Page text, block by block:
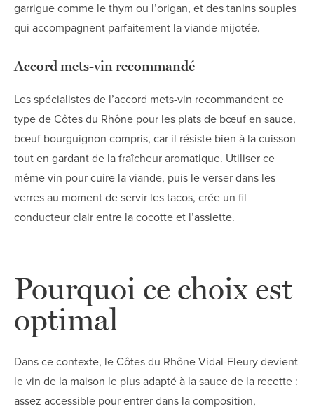
garrigue comme le thym ou l’origan, et des tanins souples
qui accompagnent parfaitement la viande mijotée.
Accord mets-vin recommandé
Les spécialistes de l’accord mets-vin recommandent ce
type de Côtes du Rhône pour les plats de bœuf en sauce,
bœuf bourguignon compris, car il résiste bien à la cuisson
tout en gardant de la fraîcheur aromatique. Utiliser ce
même vin pour cuire la viande, puis le verser dans les
verres au moment de servir les tacos, crée un fil
conducteur clair entre la cocotte et l’assiette.
Pourquoi ce choix est
optimal
Dans ce contexte, le Côtes du Rhône Vidal-Fleury devient
le vin de la maison le plus adapté à la sauce de la recette :
assez accessible pour entrer dans la composition,